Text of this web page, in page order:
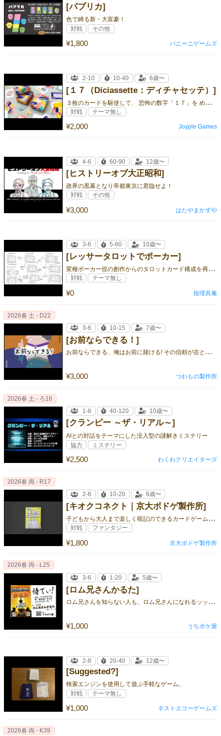
[パプリカ]
色で縛る新・大富豪！
¥1,800
対戦 その他
パニーニゲームズ
[１７（Diciassette：ディチャセッテ）]
３
枚のカードを駆使して、 恐怖の数字「１７」を めぐる駆け引きに 勝利しちャッテ！？
¥2,000
2-10 10-40 6歳〜
対戦 テーマ無し
Joyple Games
[ヒストリーオブ大正昭和]
政界の黒幕となり帝都東京に君臨せよ！
¥3,000
4-6 60-90 12歳〜
対戦 その他
はたやまかずや
[レッサータロットでポーカー]
変
種ポーカー役の創作からのタロットカード構成を再発明！
¥0
3-6 5-60 10歳〜
対戦 テーマ無し
按理具庵
[お前ならできる！]
お
前ならできる、俺はお前に賭ける! その信頼が吉と出るか凶と出るか、 期待と緊張渦巻く運命の勝負が、今始まる、、！ ⭐︎パーティ
¥3,000
2026春 土 - D22
3-6
10-15 7歳〜
つわもの製作所
[クランピー ～ザ・リアル～]
AIとの対話をテーマにした没入型の謎解きミステリー
¥2,500
2026春 土 - ろ16
1-6
40-120 10歳〜
協力 ミステリー
わくわクリエイターズ
[キオクコネクト｜京大ボドゲ製作所]
子
どもから大人まで楽しく暗記のできるカードゲーム型知育玩具
¥1,800
2026春 両 - R17
2-8
10-20 6歳〜
対戦 ファンタジー
京大ボドゲ製作所
[ロム兄さんかるた]
ロ
ム兄さんを知らない人も、ロム兄さんになれるッッッ！！！
¥1,000
2026春 両 - L25
3-6
1-20 5歳〜
うちポケ屋
[Suggested?]
検索エンジンを使用して遊ぶ手軽なゲーム。
¥1,000
2-8 20-40 12歳〜
対戦 テーマ無し
ネストエコーゲームズ
2026春 両 - K39